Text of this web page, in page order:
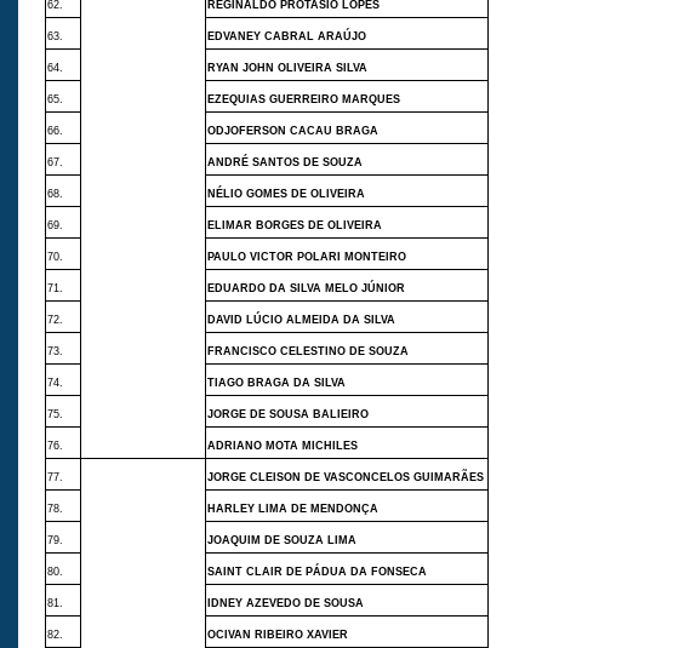
62. REGINALDO PROTASIO LOPES
63. EDVANEY CABRAL ARAÚJO
64. RYAN JOHN OLIVEIRA SILVA
65. EZEQUIAS GUERREIRO MARQUES
66. ODJOFERSON CACAU BRAGA
67. ANDRÉ SANTOS DE SOUZA
68. NÉLIO GOMES DE OLIVEIRA
69. ELIMAR BORGES DE OLIVEIRA
70. PAULO VICTOR POLARI MONTEIRO
71. EDUARDO DA SILVA MELO JÚNIOR
72. DAVID LÚCIO ALMEIDA DA SILVA
73. FRANCISCO CELESTINO DE SOUZA
74. TIAGO BRAGA DA SILVA
75. JORGE DE SOUSA BALIEIRO
76. ADRIANO MOTA MICHILES
77. JORGE CLEISON DE VASCONCELOS GUIMARÃES
78. HARLEY LIMA DE MENDONÇA
79. JOAQUIM DE SOUZA LIMA
80. SAINT CLAIR DE PÁDUA DA FONSECA
81. IDNEY AZEVEDO DE SOUSA
82. OCIVAN RIBEIRO XAVIER